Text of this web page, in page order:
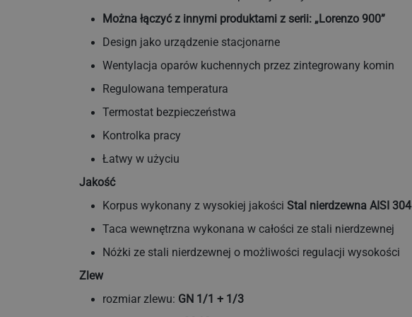
Można łączyć z innymi produktami z serii: „Lorenzo 900”
Design jako urządzenie stacjonarne
Wentylacja oparów kuchennych przez zintegrowany komin
Regulowana temperatura
Termostat bezpieczeństwa
Kontrolka pracy
Łatwy w użyciu
Jakość
Korpus wykonany z wysokiej jakości Stal nierdzewna AISI 304
Taca wewnętrzna wykonana w całości ze stali nierdzewnej
Nóżki ze stali nierdzewnej o możliwości regulacji wysokości
Zlew
rozmiar zlewu: GN 1/1 + 1/3